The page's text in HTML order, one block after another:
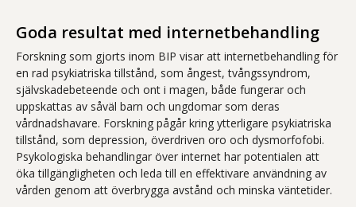
Goda resultat med internetbehandling
Forskning som gjorts inom BIP visar att internetbehandling för
en rad psykiatriska tillstånd, som ångest, tvångssyndrom,
självskadebeteende och ont i magen, både fungerar och
uppskattas av såväl barn och ungdomar som deras
vårdnadshavare. Forskning pågår kring ytterligare psykiatriska
tillstånd, som depression, överdriven oro och dysmorfofobi.
Psykologiska behandlingar över internet har potentialen att
öka tillgängligheten och leda till en effektivare användning av
vården genom att överbrygga avstånd och minska väntetider.